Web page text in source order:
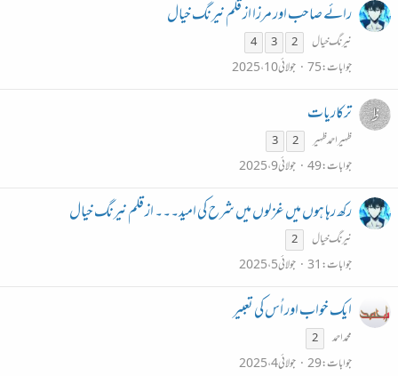
رائے صاحب اور مرزا از قلم نیرنگ خیال
نیرنگ خیال 2
3
4
جوابات 75 جولائی 10، 2025
ترکاریات
ظہیراحمدظہیر 2
3
جوابات 49 جولائی 9، 2025
رکھ رہا ہوں میں غزلوں میں شرح کی امید۔۔۔ از قلم نیرنگ خیال
نیرنگ خیال 2
جوابات 31 جولائی 5، 2025
ایک خواب اور اُس کی تعبیر
محمداحمد 2
جوابات 29 جولائی 4، 2025